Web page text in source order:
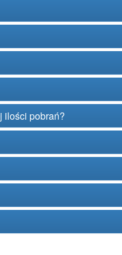
ilości pobrań?